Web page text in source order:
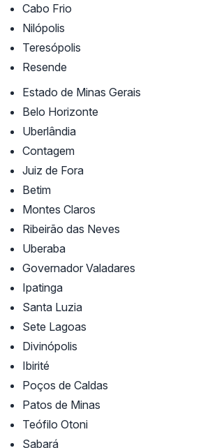
Cabo Frio
Nilópolis
Teresópolis
Resende
Estado de Minas Gerais
Belo Horizonte
Uberlândia
Contagem
Juiz de Fora
Betim
Montes Claros
Ribeirão das Neves
Uberaba
Governador Valadares
Ipatinga
Santa Luzia
Sete Lagoas
Divinópolis
Ibirité
Poços de Caldas
Patos de Minas
Teófilo Otoni
Sabará